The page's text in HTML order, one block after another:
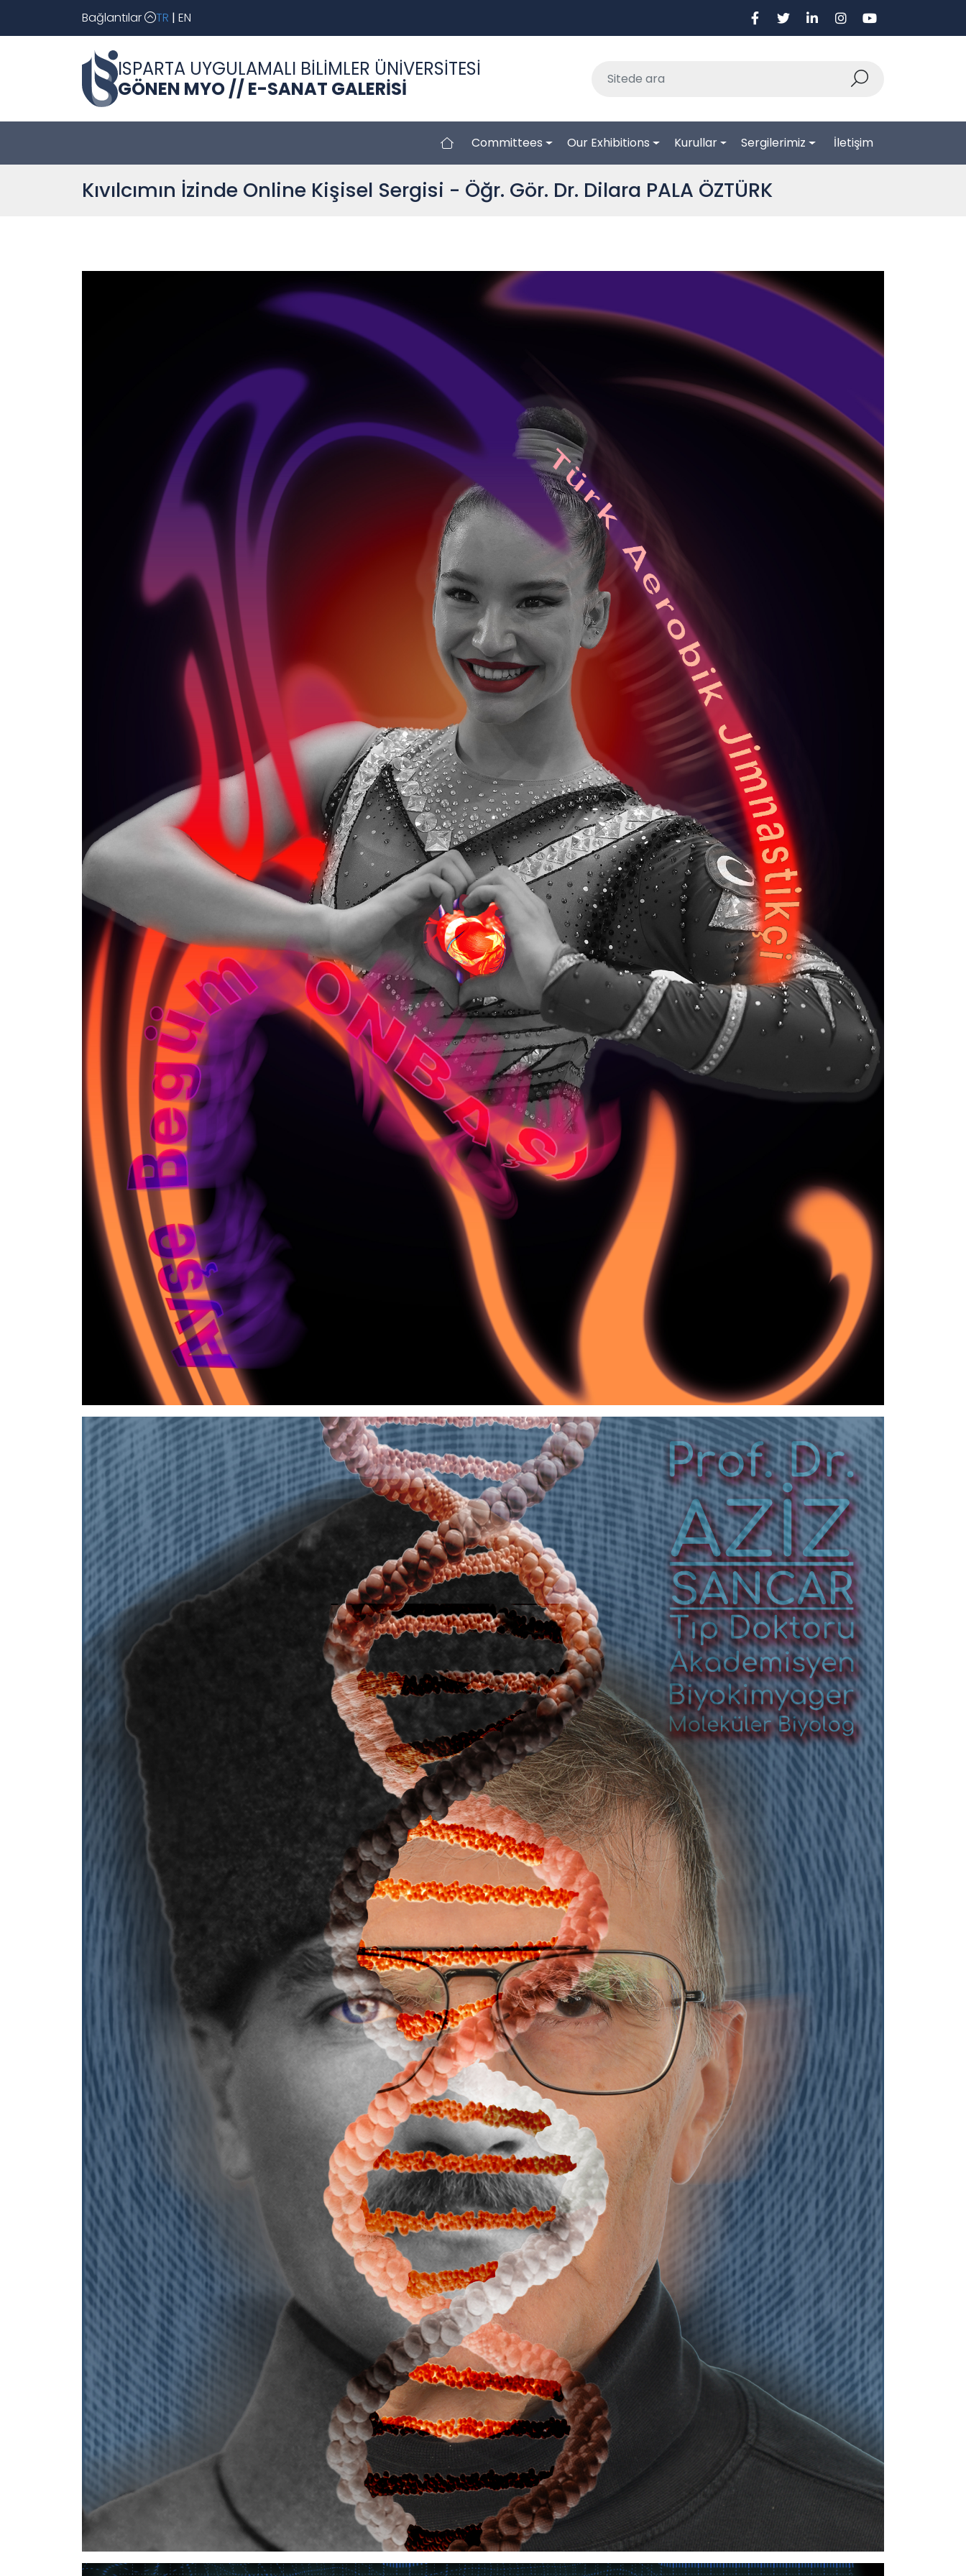
Bağlantılar TR | EN
ISPARTA UYGULAMALI BİLİMLER ÜNİVERSİTESİ
GÖNEN MYO // E-SANAT GALERİSİ
Committees Our Exhibitions Kurullar Sergilerimiz İletişim
Kıvılcımın İzinde Online Kişisel Sergisi - Öğr. Gör. Dr. Dilara PALA ÖZTÜRK